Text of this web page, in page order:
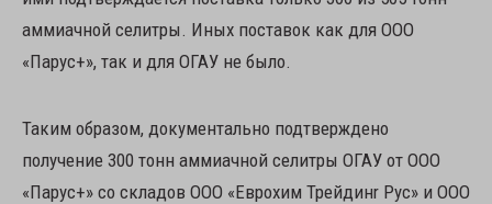
аммиачной селитры. Иных поставок как для ООО
«Парус+», так и для ОГАУ не было.
Таким образом, документально подтверждено
получение 300 тонн аммиачной селитры ОГАУ от ООО
«Парус+» со складов ООО «Еврохим Трейдинr Рус» и ООО